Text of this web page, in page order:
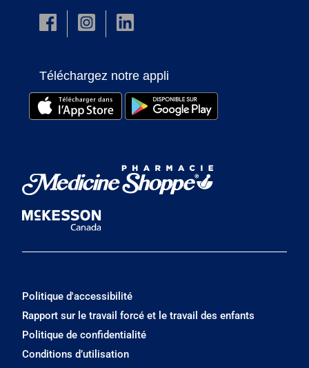
Téléchargez notre appli
Politique d'accessibilité
Rapport sur le travail forcé et le travail des enfants
Politique de confidentialité
Conditions d’utilisation